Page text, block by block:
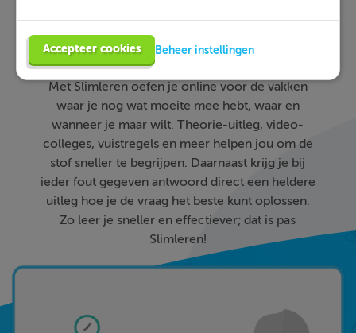
Wat isSlimlerennou
eigenlijk?
Met Slimleren oefen je online voor de vakken
waar je nog wat moeite mee hebt, waar en
wanneer je maar wilt. Theorie-uitleg, video-
colleges, vuistregels en meer helpen jou om de
stof sneller te begrijpen. Daarnaast krijg je bij
ieder fout gegeven antwoord direct een heldere
uitleg hoe je de vraag het beste kunt oplossen.
Zo leer je sneller en effectiever; dat is pas
Slimleren!
Accepteer cookies Beheer instellingen